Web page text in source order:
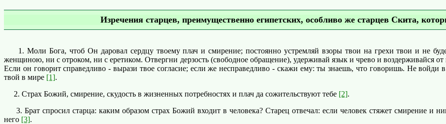
Изречения старцев, преимущественно египетских, особливо же старцев Скита,
1. Моли Бога, чтоб Он даровал сердцу твоему плач и смирение; постоянно устремляй взоры твои на грехи твои и не
женщиною, ни с отроком, ни с еретиком. Отвергни дерзость (свободное обращение), удерживай язык и чрево и воздерживайся
Если он говорит справедливо - вырази твое согласие; если же несправедливо - скажи ему: ты знаешь, что говоришь. Не
твой в мире [1].
2. Страх Божий, смирение, скудость в жизненных потребностях и плач да сожительствуют тебе [2].
3. Брат спросил старца: каким образом страх Божий входит в человека? Старец отвечал: если человек стяжет смирение и
него [3].